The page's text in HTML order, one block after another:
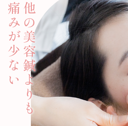
他の美容鍼よりも
痛みが少ない